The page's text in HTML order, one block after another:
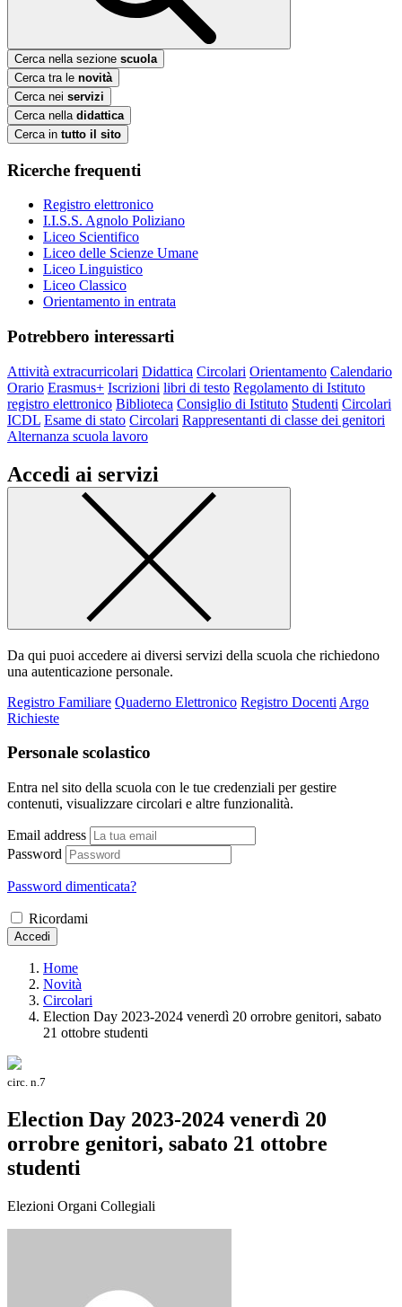
Cerca nella sezione scuola
Cerca tra le novità
Cerca nei servizi
Cerca nella didattica
Cerca in tutto il sito
Ricerche frequenti
Registro elettronico
I.I.S.S. Agnolo Poliziano
Liceo Scientifico
Liceo delle Scienze Umane
Liceo Linguistico
Liceo Classico
Orientamento in entrata
Potrebbero interessarti
Attività extracurricolari Didattica Circolari Orientamento Calendario
Orario Erasmus+ Iscrizioni libri di testo Regolamento di Istituto
registro elettronico Biblioteca Consiglio di Istituto Studenti Circolari
ICDL Esame di stato Circolari Rappresentanti di classe dei genitori
Alternanza scuola lavoro
Accedi ai servizi
Da qui puoi accedere ai diversi servizi della scuola che richiedono
una autenticazione personale.
Registro Familiare Quaderno Elettronico Registro Docenti Argo
Richieste
Personale scolastico
Entra nel sito della scuola con le tue credenziali per gestire
contenuti, visualizzare circolari e altre funzionalità.
Email address
Password
Password dimenticata?
Ricordami
Accedi
Home
Novità
Circolari
Election Day 2023-2024 venerdì 20 orrobre genitori, sabato
21 ottobre studenti
circ. n.7
Election Day 2023-2024 venerdì 20
orrobre genitori, sabato 21 ottobre
studenti
Elezioni Organi Collegiali